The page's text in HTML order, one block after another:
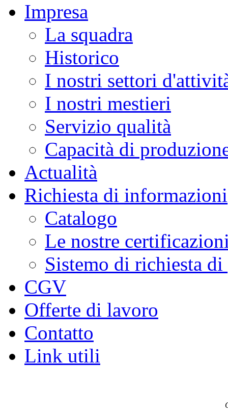
Impresa
La squadra
Historico
I nostri settori
I nostri mestieri
Servizio qualità
Capacità di
Actualità
Richiesta di informazioni
Catalogo
Le nostre
Sistemo di richiesta di
CGV
Offerte di lavoro
Contatto
Link utili